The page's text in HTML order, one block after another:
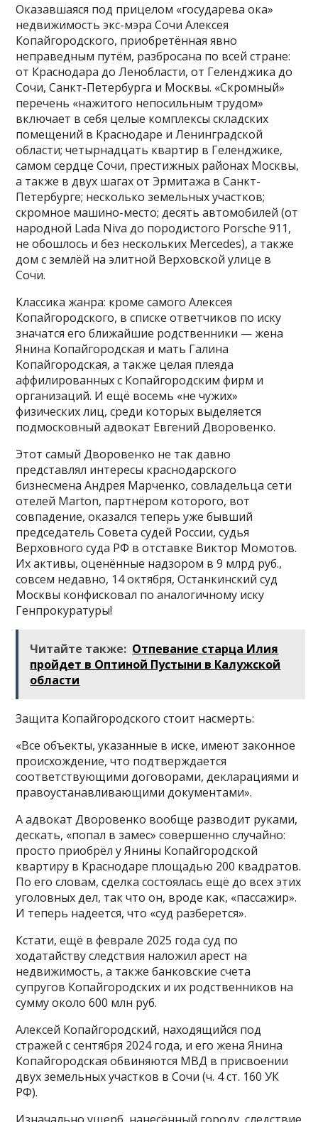
Оказавшаяся под прицелом «государева ока»
недвижимость экс-мэра Сочи Алексея
Копайгородского, приобретённая явно
неправедным путём, разбросана по всей стране:
от Краснодара до Ленобласти, от Геленджика до
Сочи, Санкт-Петербурга и Москвы. «Скромный»
перечень «нажитого непосильным трудом»
включает в себя целые комплексы складских
помещений в Краснодаре и Ленинградской
области; четырнадцать квартир в Геленджике,
самом сердце Сочи, престижных районах Москвы,
а также в двух шагах от Эрмитажа в Санкт-
Петербурге; несколько земельных участков;
скромное машино-место; десять автомобилей (от
народной Lada Niva до породистого Porsche 911,
не обошлось и без нескольких Mercedes), а также
дом с землёй на элитной Верховской улице в
Сочи.
Классика жанра: кроме самого Алексея
Копайгородского, в списке ответчиков по иску
значатся его ближайшие родственники — жена
Янина Копайгородская и мать Галина
Копайгородская, а также целая плеяда
аффилированных с Копайгородским фирм и
организаций. И ещё восемь «не чужих»
физических лиц, среди которых выделяется
подмосковный адвокат Евгений Дворовенко.
Этот самый Дворовенко не так давно
представлял интересы краснодарского
бизнесмена Андрея Марченко, совладельца сети
отелей Marton, партнёром которого, вот
совпадение, оказался теперь уже бывший
председатель Совета судей России, судья
Верховного суда РФ в отставке Виктор Момотов.
Их активы, оценённые надзором в 9 млрд руб.,
совсем недавно, 14 октября, Останкинский суд
Москвы конфисковал по аналогичному иску
Генпрокуратуры!
Читайте также: Отпевание старца Илия
пройдет в Оптиной Пустыни в Калужской
области
Защита Копайгородского стоит насмерть:
«Все объекты, указанные в иске, имеют законное
происхождение, что подтверждается
соответствующими договорами, декларациями и
правоустанавливающими документами».
А адвокат Дворовенко вообще разводит руками,
дескать, «попал в замес» совершенно случайно:
просто приобрёл у Янины Копайгородской
квартиру в Краснодаре площадью 200 квадратов.
По его словам, сделка состоялась ещё до всех этих
уголовных дел, так что он, вроде как, «пассажир».
И теперь надеется, что «суд разберется».
Кстати, ещё в феврале 2025 года суд по
ходатайству следствия наложил арест на
недвижимость, а также банковские счета
супругов Копайгородских и их родственников на
сумму около 600 млн руб.
Алексей Копайгородский, находящийся под
стражей с сентября 2024 года, и его жена Янина
Копайгородская обвиняются МВД в присвоении
двух земельных участков в Сочи (ч. 4 ст. 160 УК
РФ).